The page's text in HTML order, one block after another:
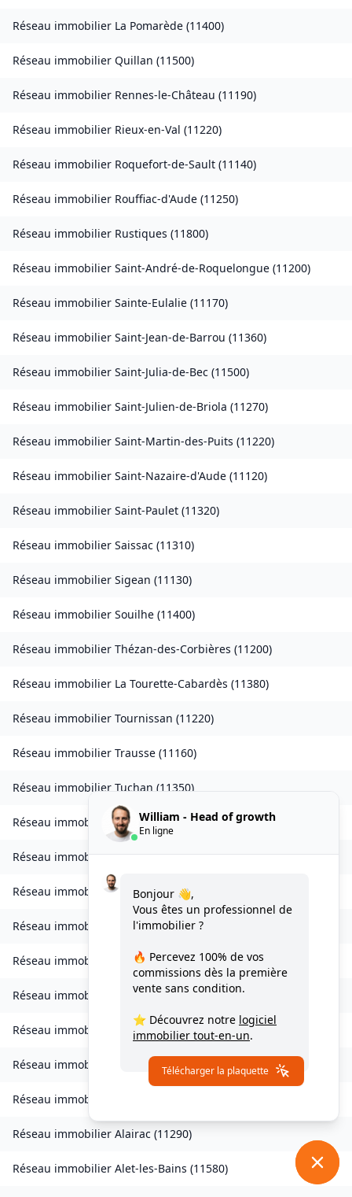
Réseau immobilier La Pomarède (11400)
Réseau immobilier Quillan (11500)
Réseau immobilier Rennes-le-Château (11190)
Réseau immobilier Rieux-en-Val (11220)
Réseau immobilier Roquefort-de-Sault (11140)
Réseau immobilier Rouffiac-d'Aude (11250)
Réseau immobilier Rustiques (11800)
Réseau immobilier Saint-André-de-Roquelongue (11200)
Réseau immobilier Sainte-Eulalie (11170)
Réseau immobilier Saint-Jean-de-Barrou (11360)
Réseau immobilier Saint-Julia-de-Bec (11500)
Réseau immobilier Saint-Julien-de-Briola (11270)
Réseau immobilier Saint-Martin-des-Puits (11220)
Réseau immobilier Saint-Nazaire-d'Aude (11120)
Réseau immobilier Saint-Paulet (11320)
Réseau immobilier Saissac (11310)
Réseau immobilier Sigean (11130)
Réseau immobilier Souilhe (11400)
Réseau immobilier Thézan-des-Corbières (11200)
Réseau immobilier La Tourette-Cabardès (11380)
Réseau immobilier Tournissan (11220)
Réseau immobilier Trausse (11160)
Réseau immobilier Tuchan (11350)
Réseau immobilierValmigère(11580)
Réseau immobilierVentenac-en-Minervois(11120)
Réseau immobilierVerdun-en-Lauragais
Réseau immobilier Vignevieille(11330
Réseau immobilier Villalier(11600)
Réseau immobilier Villanière (11600)
Réseau immobilier Villardebelle(11580 )
Réseau immobilier Villarzel-Cabardès 11600
Réseau immobilier
Réseau immobilier Alairac (11290)
Réseau immobilier Alet-les-Bains (11580)
William - Head of growth
En ligne
Bonjour 👋,
Vous êtes un professionnel de
l'immobilier ?
🔥 Percevez 100% de vos
commissions dès la première
vente sans condition.
⭐ Découvrez notre logiciel
immobilier tout-en-un.
Télécharger la plaquette